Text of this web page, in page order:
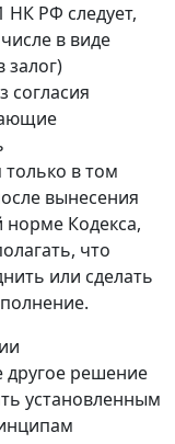
НК РФ следует,
в виде
залог)
согласия
в том
вынесения
норме Кодекса,
что
или сделать
другое решение
установленным